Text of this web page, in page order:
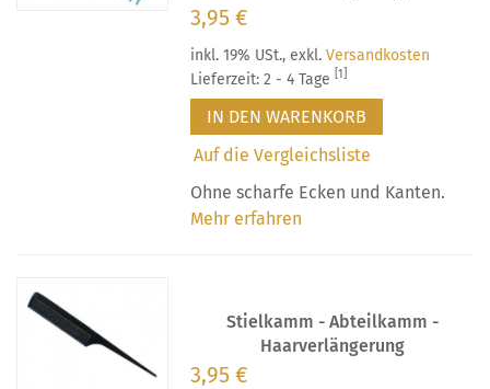
3,95 €
inkl. 19% USt.,exkl.Versandkosten
Lieferzeit: 2 - 4 Tage [1]
IN DEN WARENKORB
Auf die Vergleichsliste
Ohne scharfe Ecken und Kanten.
Mehr erfahren
Stielkamm - Abteilkamm -
Haarverlängerung
3,95 €